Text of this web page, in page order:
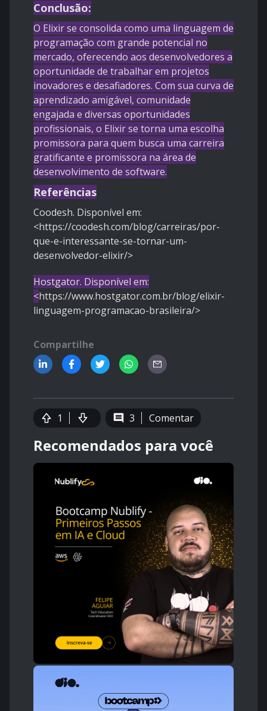
Conclusão:
O Elixir se consolida como uma linguagem de
programação com grande potencial no
mercado, oferecendo aos desenvolvedores a
oportunidade de trabalhar em projetos
inovadores e desafiadores. Com sua curva de
aprendizado amigável, comunidade
engajada e diversas oportunidades
profissionais, o Elixir se torna uma escolha
promissora para quem busca uma carreira
gratificante e promissora na área de
desenvolvimento de software.
Referências
Coodesh. Disponível em:
<https://coodesh.com/blog/carreiras/por-
que-e-interessante-se-tornar-um-
desenvolvedor-elixir/>
Hostgator. Disponível em:
<https://www.hostgator.com.br/blog/elixir-
linguagem-programacao-brasileira/>
Compartilhe
1 3 Comentar
Recomendados para você